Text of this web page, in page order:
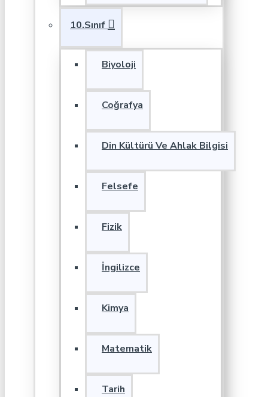
10.Sınıf
Biyoloji
Coğrafya
Din Kültürü Ve Ahlak Bilgisi
Felsefe
Fizik
İngilizce
Kimya
Matematik
Tarih